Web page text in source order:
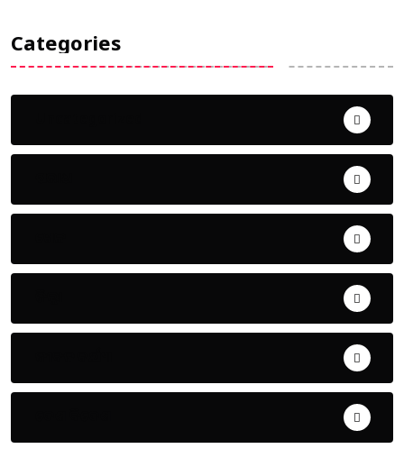
Categories